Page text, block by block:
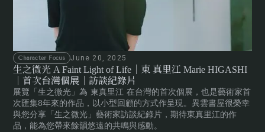
Character Focus June 20, 2025
生之微光 A Faint Light of Life｜東 真里江 Marie HIGASHI
｜首次台灣個展｜訪談紀錄片
展覽「生之微光」為 東真里江 在台灣的首次個展，也是藝術家首
次匯集8年來的作品，以小型回顧的方式作呈現。異雲書屋很榮幸
與您分享「生之微光」藝術家訪談紀錄片，期待東真里江的作
品，能為您帶來餘韻悠遠的共鳴與感動。